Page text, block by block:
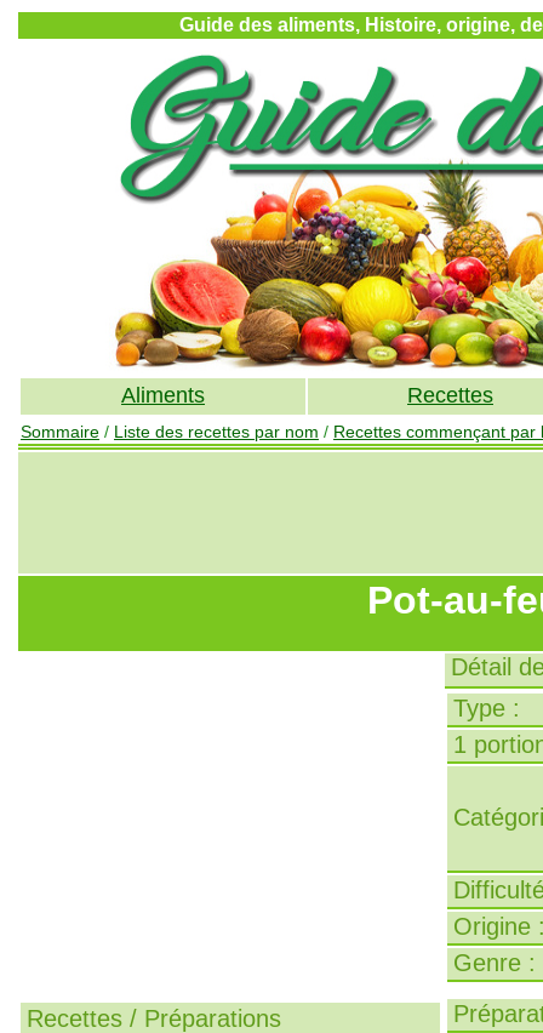
Guide des aliments, Histoire, origine,
Aliments Recettes
Sommaire / Liste des recettes par nom / Recettes commençant par
Pot-au-
Recettes / Préparations
Détail
Type :
1
Origine
Genre :